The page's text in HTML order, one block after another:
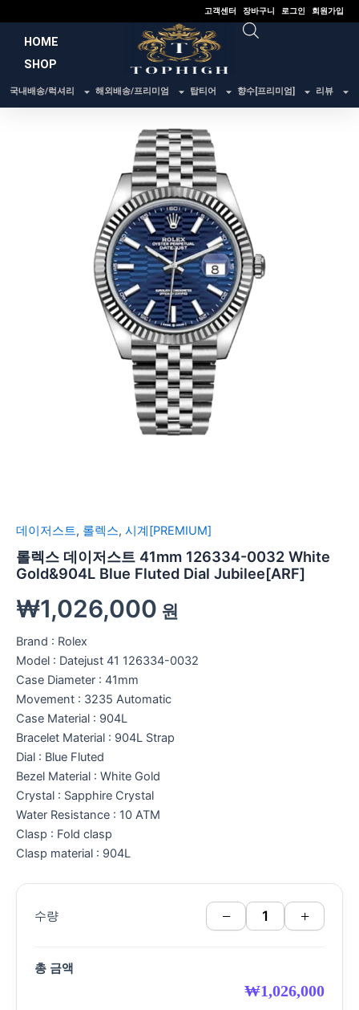
건
너
고객센터 장바구니 로그인 회원가입
HOME
SHOP
국내배송/럭셔리 해외배송/프리미엄 탑티어 향수[프리미엄] 리뷰
데이저스트, 롤렉스, 시계[PREMIUM]
롤렉스 데이저스트 41mm 126334-0032 White
Gold&904L Blue Fluted Dial Jubilee[ARF]
₩1,026,000 원
Brand : Rolex
Model : Datejust 41 126334-0032
Case Diameter : 41mm
Movement : 3235 Automatic
Case Material : 904L
Bracelet Material : 904L Strap
Dial : Blue Fluted
Bezel Material : White Gold
Crystal : Sapphire Crystal
Water Resistance : 10 ATM
Clasp : Fold clasp
Clasp material : 904L
수량 − +
총 금액
₩1,026,000